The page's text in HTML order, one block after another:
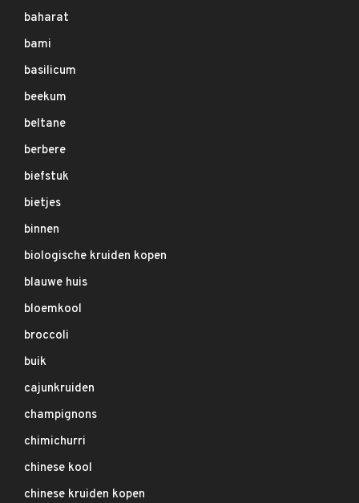
baharat
bami
basilicum
beekum
beltane
berbere
biefstuk
bietjes
binnen
biologische kruiden kopen
blauwe huis
bloemkool
broccoli
buik
cajunkruiden
champignons
chimichurri
chinese kool
chinese kruiden kopen